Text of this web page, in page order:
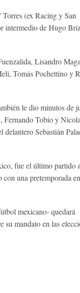
(ex Racing y San
intermedio de Hugo
Lisandro
Tomás Pochettino y
le dio minutos de
Fernando Tobio y
Sebastián
fue el último partido
una pretemporada
mexicano- quedará
su mandato en las